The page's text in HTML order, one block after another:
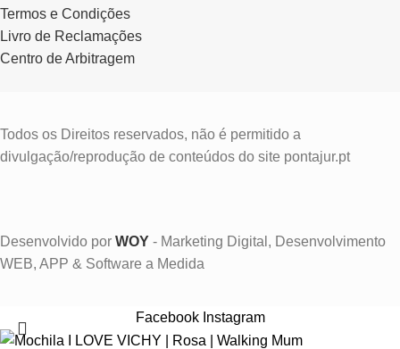
Termos e Condições
Livro de Reclamações
Centro de Arbitragem
Todos os Direitos reservados, não é permitido a
divulgação/reprodução de conteúdos do site pontajur.pt
Desenvolvido por WOY - Marketing Digital, Desenvolvimento
WEB, APP & Software a Medida
Facebook Instagram